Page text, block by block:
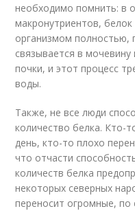
необходимо помнить: в
макронутриентов,
организмом полностью,
связывается в
почки, и этот процесс
воды.
Также, не все люди
количество белка. Кто-
день, кто-то плохо
что отчасти
количеств белка
некоторых северных
переносит огромные,